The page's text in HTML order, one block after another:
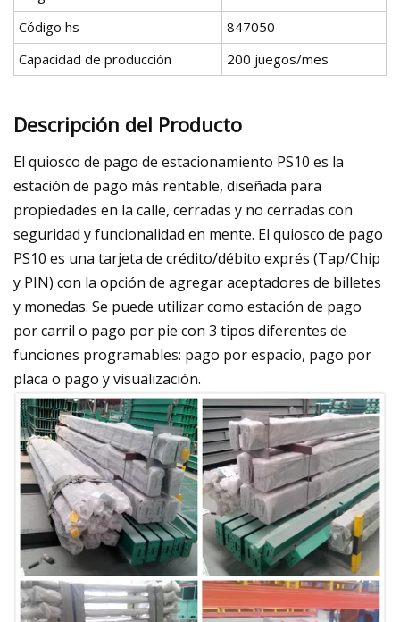
Código hs
847050
Capacidad de producción
200 juegos/mes
Descripción del Producto
El quiosco de pago de estacionamiento PS10 es la
estación de pago más rentable, diseñada para
propiedades en la calle, cerradas y no cerradas con
seguridad y funcionalidad en mente. El quiosco de pago
PS10 es una tarjeta de crédito/débito exprés (Tap/Chip
y PIN) con la opción de agregar aceptadores de billetes
y monedas. Se puede utilizar como estación de pago
por carril o pago por pie con 3 tipos diferentes de
funciones programables: pago por espacio, pago por
placa o pago y visualización.